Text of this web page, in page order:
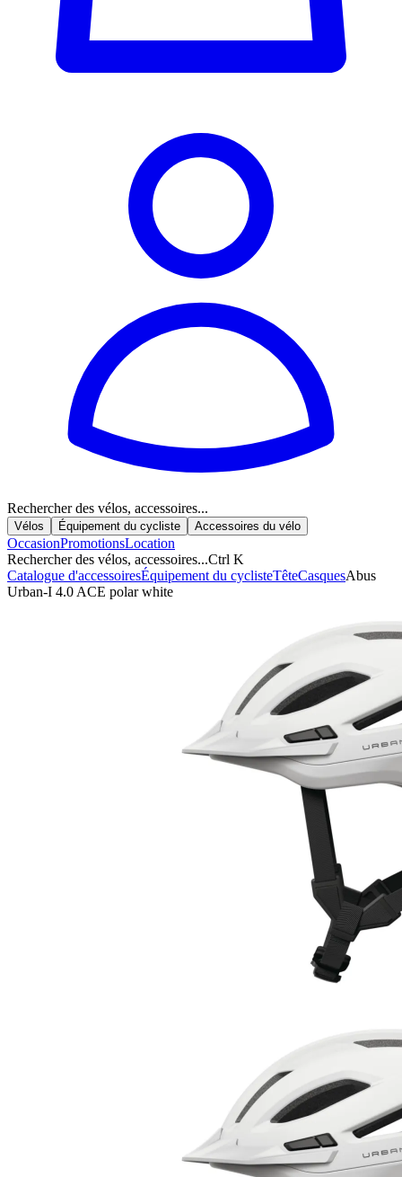
Rechercher des vélos, accessoires...
Vélos Équipement du cycliste Accessoires du vélo
OccasionPromotionsLocation
Rechercher des vélos, accessoires...Ctrl K
Catalogue d'accessoiresÉquipement du cyclisteTêteCasquesAbus
Urban-I 4.0 ACE polar white